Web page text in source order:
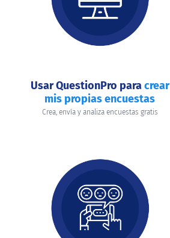
Usar QuestionPro paracrear
mis propias encuestas
Crea, envía y analiza encuestas gratis